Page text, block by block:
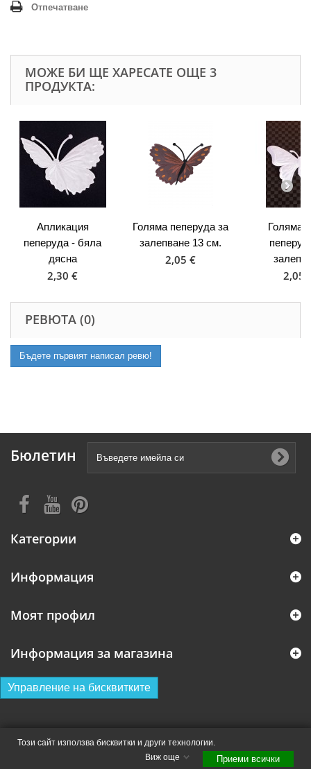
Отпечатване
МОЖЕ БИ ЩЕ ХАРЕСАТЕ ОЩЕ 3
ПРОДУКТА:
Апликация
пеперуда - бяла
дясна
2,30 €
Голяма пеперуда за
залепване 13 см.
2,05 €
Голяма
2,05
РЕВЮТА (0)
Бъдете първият написал ревю!
Бюлетин
Категории
Информация
Моят профил
Информация за магазина
Управление на бисквитките
Този сайт използва бисквитки и други технологии.
Виж още
Приеми всички